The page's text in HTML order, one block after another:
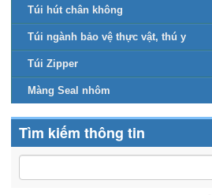
Túi hút chân không
Túi ngành bảo vệ thực vật, thú y
Túi Zipper
Màng Seal nhôm
Tìm kiếm thông tin